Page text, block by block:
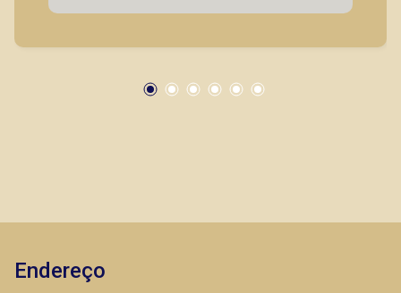
Thamiris Leandra Benevides
Endereço